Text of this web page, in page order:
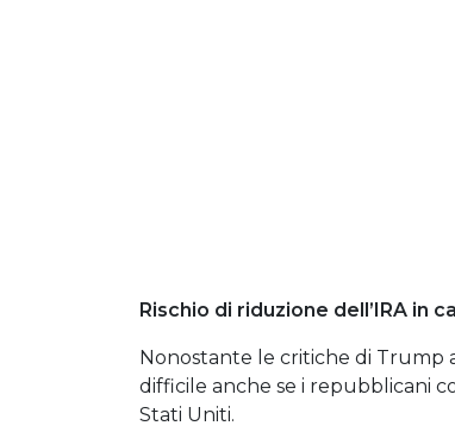
Rischio di riduzione dell’IRA in
Nonostante le critiche di Trump
difficile anche se i repubblicani
Stati Uniti.